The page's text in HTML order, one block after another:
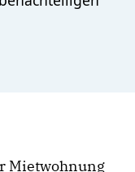
Mietwohnung